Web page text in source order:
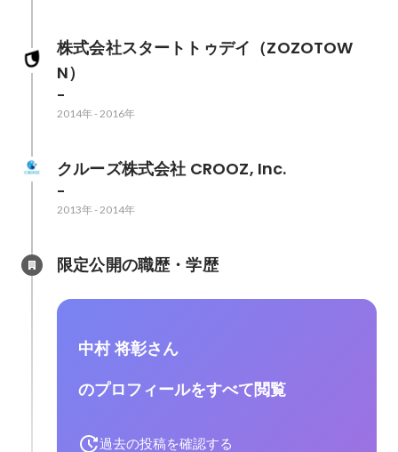
株式会社スタートトゥデイ（ZOZOTOW
N）
-
2014年-2016年
クルーズ株式会社 CROOZ, Inc.
-
2013年-2014年
限定公開の職歴・学歴
中村 将彰さん
のプロフィールをすべて閲覧
過去の投稿を確認する